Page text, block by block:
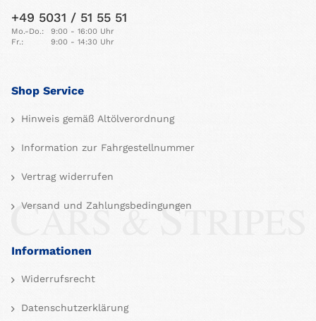
+49 5031 / 51 55 51
Mo.-Do.:
9:00 - 16:00 Uhr
Fr.:
9:00 - 14:30 Uhr
Shop Service
Hinweis gemäß Altölverordnung
Information zur Fahrgestellnummer
Vertrag widerrufen
Versand und Zahlungsbedingungen
Informationen
Widerrufsrecht
Datenschutzerklärung